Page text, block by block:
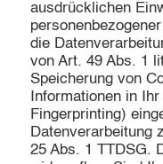
ausdrücklichen
die
von Art. 49 Abs. 1
Speicherung von
Informationen in
Fingerprinting)
Datenverarbeitung
25 Abs. 1 TTDSG.